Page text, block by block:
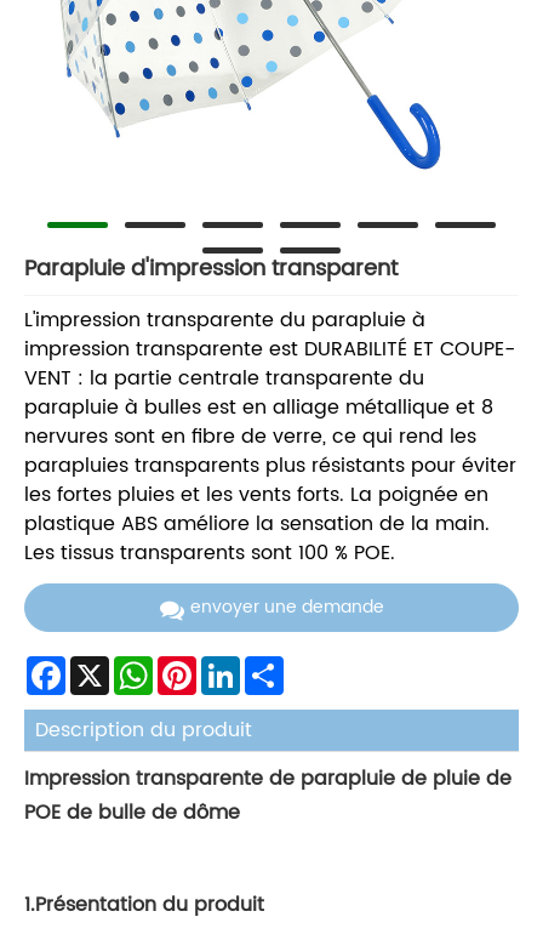
Parapluie d'impression transparent
L'impression transparente du parapluie à
impression transparente est DURABILITÉ ET COUPE-
VENT : la partie centrale transparente du
parapluie à bulles est en alliage métallique et 8
nervures sont en fibre de verre, ce qui rend les
parapluies transparents plus résistants pour éviter
les fortes pluies et les vents forts. La poignée en
plastique ABS améliore la sensation de la main.
Les tissus transparents sont 100 % POE.
envoyer une demande
Facebook
X WhatsAppPinterestLinkedIn
Description du produit
Impression transparente de parapluie de pluie de
POE de bulle de dôme
1.Présentation du produit